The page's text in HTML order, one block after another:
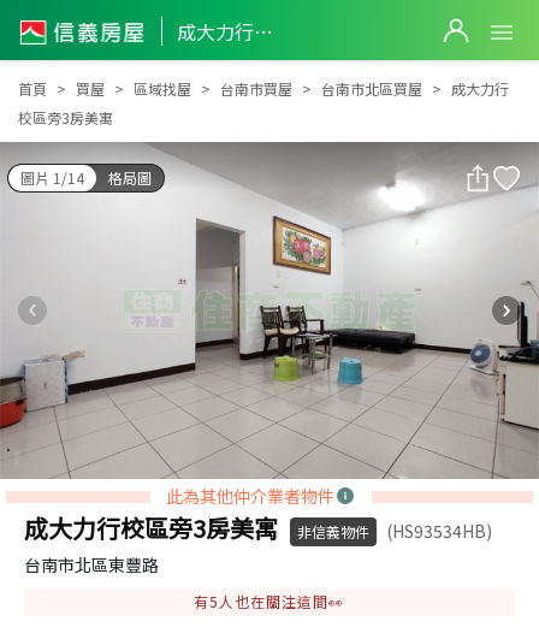
成大力行校區旁3房美寓
成大力行校區旁3房美寓
首頁 買屋 區域找屋 台南市買屋 台南市北區買屋
成大力行
校區旁3房美寓
圖片 1/14 格局圖
此為其他仲介業者物件
成大力行校區旁3房美寓 非信義物件
(HS93534HB)
台南市北區東豐路
有5 人也在關注這間👀